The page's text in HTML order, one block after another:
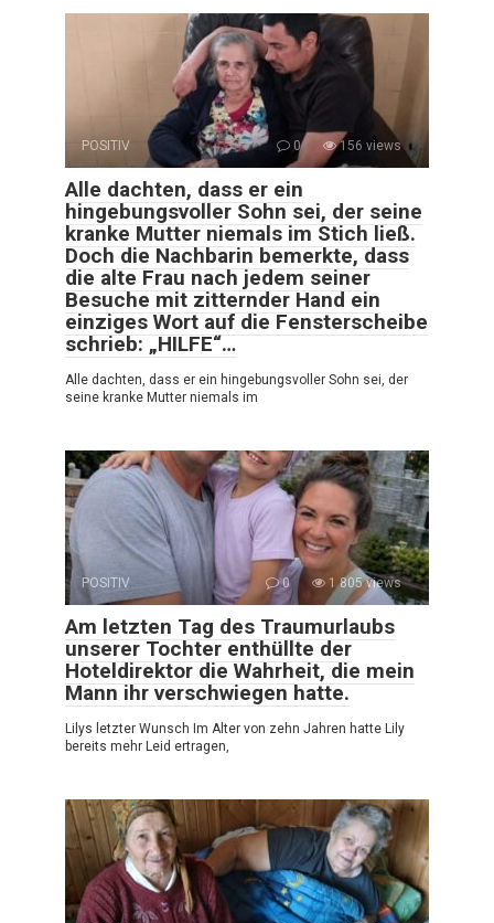
POSITIV 0 156 views
Alle dachten, dass er ein
hingebungsvoller Sohn sei, der seine
kranke Mutter niemals im Stich ließ.
Doch die Nachbarin bemerkte, dass
die alte Frau nach jedem seiner
Besuche mit zitternder Hand ein
einziges Wort auf die Fensterscheibe
schrieb: „HILFE“…
Alle dachten, dass er ein hingebungsvoller Sohn sei, der
seine kranke Mutter niemals im
POSITIV 0 1 805 views
Am letzten Tag des Traumurlaubs
unserer Tochter enthüllte der
Hoteldirektor die Wahrheit, die mein
Mann ihr verschwiegen hatte.
Lilys letzter Wunsch Im Alter von zehn Jahren hatte Lily
bereits mehr Leid ertragen,